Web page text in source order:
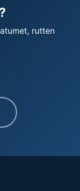
rutten